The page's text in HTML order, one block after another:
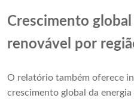
Crescimento
renovável por
O relatório também oferece
crescimento global da